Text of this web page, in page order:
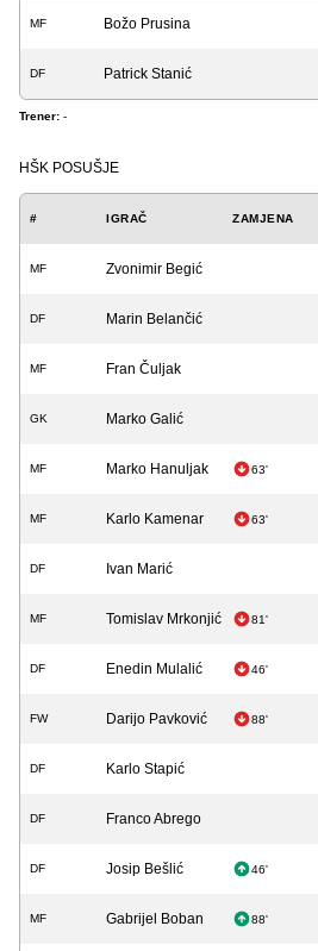
MF Božo Prusina
DF Patrick Stanić
Trener: -
HŠK POSUŠJE
# IGRAČ ZAMJENA
MF Zvonimir Begić
DF Marin Belančić
MF Fran Čuljak
GK Marko Galić
MF Marko Hanuljak 63'
MF Karlo Kamenar 63'
DF Ivan Marić
MF Tomislav Mrkonjić 81'
DF Enedin Mulalić 46'
FW Darijo Pavković 88'
DF Karlo Stapić
DF Franco Abrego
DF Josip Bešlić 46'
MF Gabrijel Boban 88'